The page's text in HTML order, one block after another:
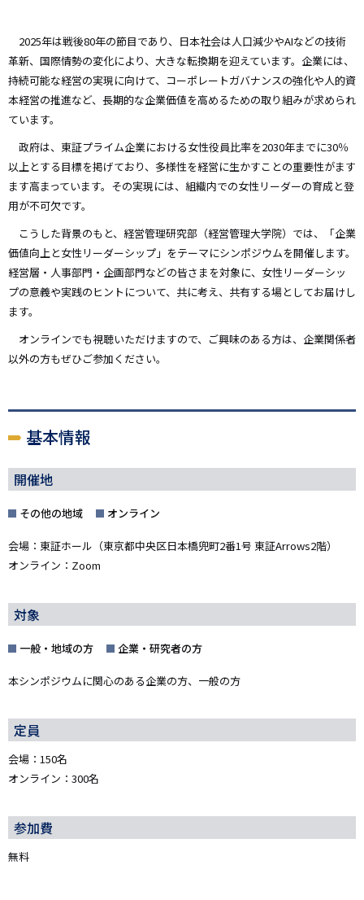
2025年は戦後80年の節目であり、日本社会は人口減少やAIなどの技術
革新、国際情勢の変化により、大きな転換期を迎えています。企業には、
持続可能な経営の実現に向けて、コーポレートガバナンスの強化や人的資
本経営の推進など、長期的な企業価値を高めるための取り組みが求められ
ています。
政府は、東証プライム企業における女性役員比率を2030年までに30％
以上とする目標を掲げており、多様性を経営に生かすことの重要性がます
ます高まっています。その実現には、組織内での女性リーダーの育成と登
用が不可欠です。
こうした背景のもと、経営管理研究部（経営管理大学院）では、「企業
価値向上と女性リーダーシップ」をテーマにシンポジウムを開催します。
経営層・人事部門・企画部門などの皆さまを対象に、女性リーダーシッ
プの意義や実践のヒントについて、共に考え、共有する場としてお届けし
ます。
オンラインでも視聴いただけますので、ご興味のある方は、企業関係者
以外の方もぜひご参加ください。
基本情報
開催地
その他の地域 オンライン
会場：東証ホール（東京都中央区日本橋兜町2番1号 東証Arrows2階）
オンライン：Zoom
対象
一般・地域の方 企業・研究者の方
本シンポジウムに関心のある企業の方、一般の方
定員
会場：150名
オンライン：300名
参加費
無料